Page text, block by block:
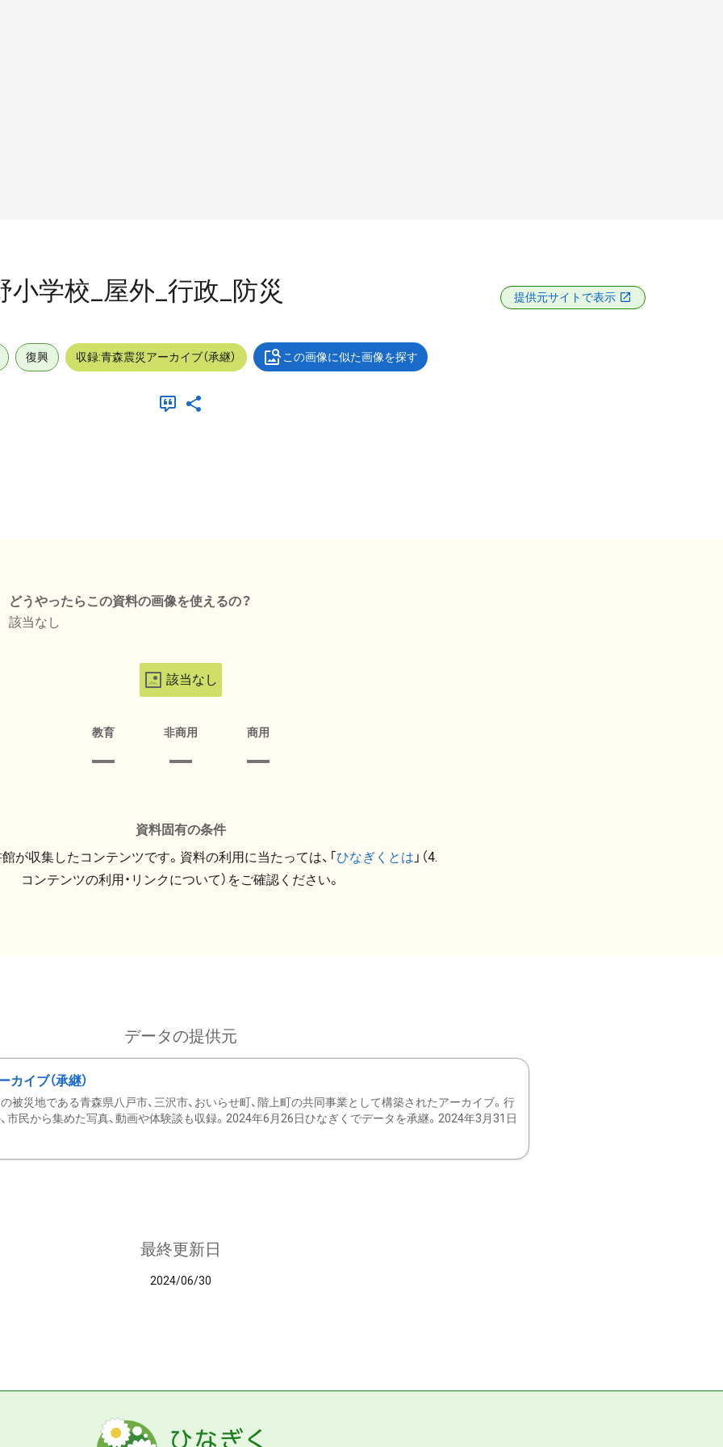
学校_屋外_行政_防災 提供元サイトで表示
復興 収録:青森震災アーカイブ（承継） この画像に似た画像を探す
どうやったらこの資料の画像を使えるの？
該当なし
該当なし
教育 非商用 商用
資料固有の条件
が収集したコンテンツです。資料の利用に当たっては、「ひなぎくとは 」（4.
コンテンツの利用・リンクについて）をご確認ください。
データの提供元
イブ（承継）
被災地である青森県八戸市、三沢市、おいらせ町、階上町の共同事業として構築されたアーカイブ。行
市民から集めた写真、動画や体験談も収録。2024年6月26日ひなぎくでデータを承継。2024年3月31日
最終更新日
2024/06/30